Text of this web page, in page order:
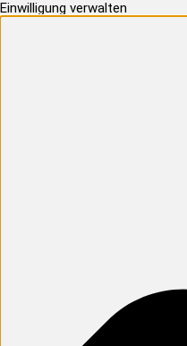
Einwilligung verwalten